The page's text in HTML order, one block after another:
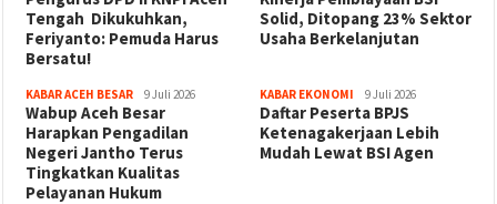
Tengah Dikukuhkan,
Feriyanto: Pemuda Harus
Bersatu!
Solid, Ditopang 23% Sektor
Usaha Berkelanjutan
KABAR ACEH BESAR 9 Juli 2026
Wabup Aceh Besar
Harapkan Pengadilan
Negeri Jantho Terus
Tingkatkan Kualitas
Pelayanan Hukum
KABAR EKONOMI 9 Juli 2026
Daftar Peserta BPJS
Ketenagakerjaan Lebih
Mudah Lewat BSI Agen